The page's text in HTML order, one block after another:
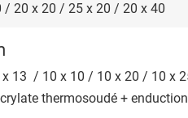
/ 20 x 20 / 25 x 20 / 20 x 40
13 / 10 x 10 / 10 x 20 / 10 x
thermosoudé +